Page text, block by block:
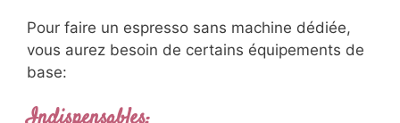
Pour faire un espresso sans machine dédiée,
vous aurez besoin de certains équipements de
base: